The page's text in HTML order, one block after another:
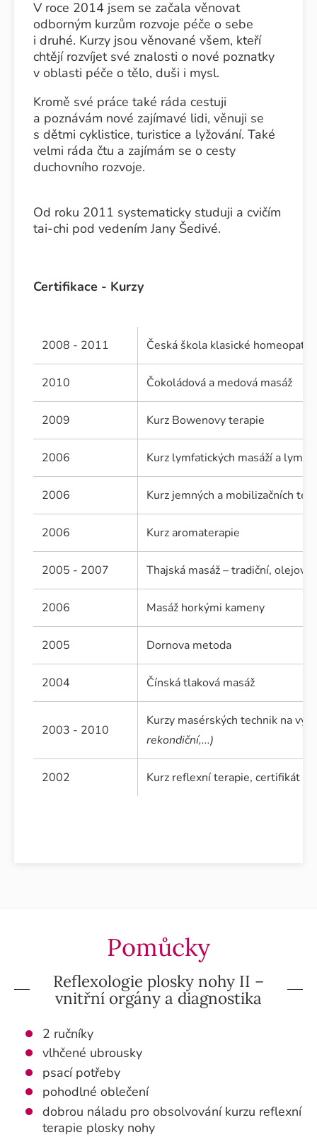
V roce 2014 jsem se začala věnovat
odborným kurzům rozvoje péče o sebe
i druhé. Kurzy jsou věnované všem, kteří
chtějí rozvíjet své znalosti o nové poznatky
v oblasti péče o tělo, duši i mysl.
Kromě své práce také ráda cestuji
a poznávám nové zajímavé lidi, věnuji se
s dětmi cyklistice, turistice a lyžování. Také
velmi ráda čtu a zajímám se o cesty
duchovního rozvoje.
Od roku 2011 systematicky studuji a cvičím
tai-chi pod vedením Jany Šedivé.
Certifikace - Kurzy
2008 - 2011 Česká škola klasické homeopatie
2010 Čokoládová a medová masáž
2009 Kurz Bowenovy terapie
2006 Kurz lymfatických masáží a
2006 Kurz jemných a mobilizačních
2006 Kurz aromaterapie
2005 - 2007 Thajská masáž – tradiční,
2006 Masáž horkými kameny
2005 Dornova metoda
2004 Čínská tlaková masáž
2003 - 2010
Kurzy masérských technik na
rekondiční,...)
2002 Kurz reflexní terapie, certifikát
Pomůcky
Reflexologie plosky nohy II –
vnitřní orgány a diagnostika
2 ručníky
vlhčené ubrousky
psací potřeby
pohodlné oblečení
dobrou náladu pro obsolvování kurzu reflexní
terapie plosky nohy